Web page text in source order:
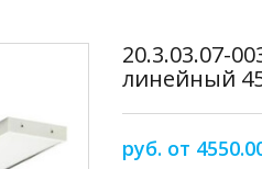
20.3.03.07-
линейный
руб. от